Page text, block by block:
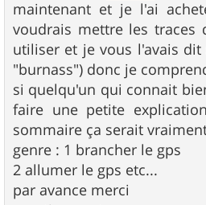
maintenant et je l'ai
voudrais mettre les traces
utiliser et je vous l'avais
"burnass") donc je
si quelqu'un qui connait
faire une petite
sommaire ça serait
genre : 1 brancher le gps
2 allumer le gps etc...
par avance merci